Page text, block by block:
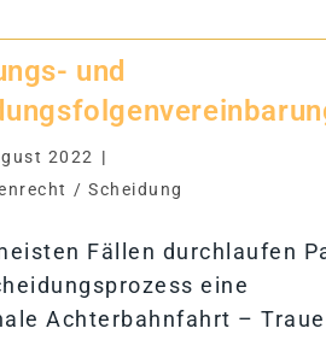
und
2022
/ Scheidung
Fällen durchlaufen
eine
Achterbahnfahrt –